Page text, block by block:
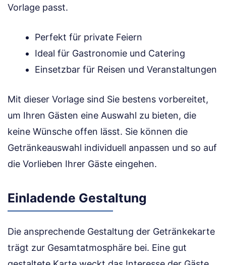
Vorlage passt.
Perfekt für private Feiern
Ideal für Gastronomie und Catering
Einsetzbar für Reisen und Veranstaltungen
Mit dieser Vorlage sind Sie bestens vorbereitet,
um Ihren Gästen eine Auswahl zu bieten, die
keine Wünsche offen lässt. Sie können die
Getränkeauswahl individuell anpassen und so auf
die Vorlieben Ihrer Gäste eingehen.
Einladende Gestaltung
Die ansprechende Gestaltung der Getränkekarte
trägt zur Gesamtatmosphäre bei. Eine gut